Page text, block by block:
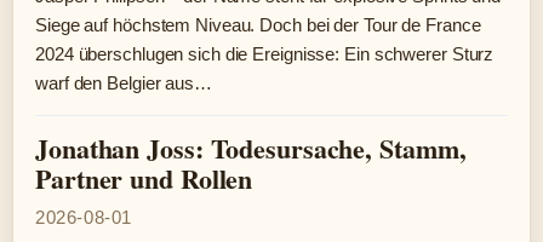
Siege auf höchstem Niveau. Doch bei der Tour de France
2024 überschlugen sich die Ereignisse: Ein schwerer Sturz
warf den Belgier aus…
Jonathan Joss: Todesursache, Stamm,
Partner und Rollen
2026-08-01